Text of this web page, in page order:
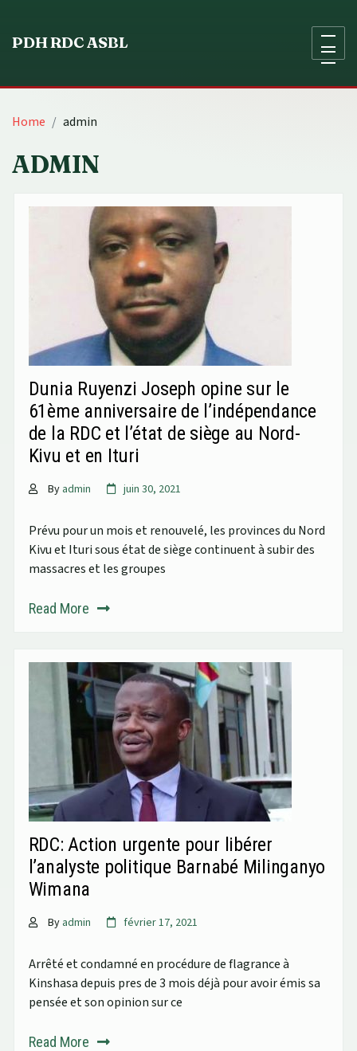
content
PDH RDC ASBL
Home admin
ADMIN
Dunia Ruyenzi Joseph opine sur le
61ème anniversaire de l’indépendance
de la RDC et l’état de siège au Nord-
Kivu et en Ituri
By admin juin 30, 2021
Prévu pour un mois et renouvelé, les provinces du Nord
Kivu et Ituri sous état de siège continuent à subir des
massacres et les groupes
Read More
RDC: Action urgente pour libérer
l’analyste politique Barnabé Milinganyo
Wimana
By admin février 17, 2021
Arrêté et condamné en procédure de flagrance à
Kinshasa depuis pres de 3 mois déjà pour avoir émis sa
pensée et son opinion sur ce
Read More